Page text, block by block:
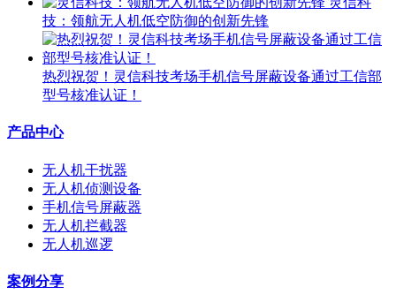
技：领航无人机低空防御的创新先锋
热烈祝贺！灵信科技考场手机信号屏蔽设备通过工信部
型号核准认证！
产品中心
无人机干扰器
无人机侦测设备
手机信号屏蔽器
无人机拦截器
无人机巡逻
案例分享